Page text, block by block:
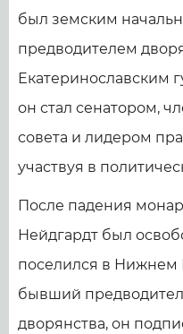
был земским
предводителем
Екатеринославским
он стал сенатором,
совета и лидером
участвуя в
После падения
Нейдгардт был
поселился в Нижнем
бывший
дворянства, он